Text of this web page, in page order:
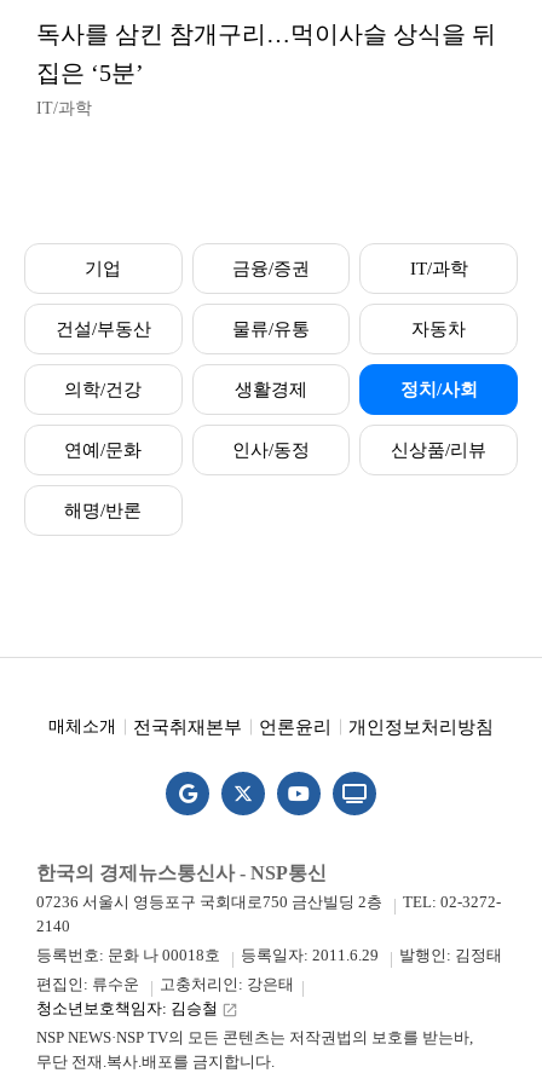
독사를 삼킨 참개구리…먹이사슬 상식을 뒤
집은 ‘5분’
IT/과학
기업 금융/증권 IT/과학
건설/부동산 물류/유통 자동차
의학/건강 생활경제 정치/사회
연예/문화 인사/동정 신상품/리뷰
해명/반론
매체소개 전국취재본부 언론윤리 개인정보처리방침
한국의 경제뉴스통신사 - NSP통신
07236 서울시 영등포구 국회대로750 금산빌딩 2층
TEL: 02-3272-
2140
등록번호: 문화 나 00018호
등록일자: 2011.6.29
발행인: 김정태
편집인: 류수운
고충처리인: 강은태
청소년보호책임자: 김승철 launch
NSP NEWS·NSP TV의 모든 콘텐츠는 저작권법의 보호를 받는바,
무단 전재.복사.배포를 금지합니다.